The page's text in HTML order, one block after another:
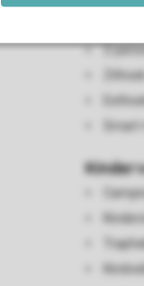
2-
Zithoek
Eethoek
Smart-